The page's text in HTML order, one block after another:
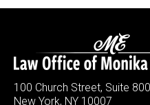
100 Church Street, Suite 800
New York, NY 10007